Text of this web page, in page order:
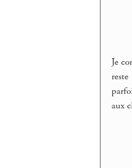
Je
aux